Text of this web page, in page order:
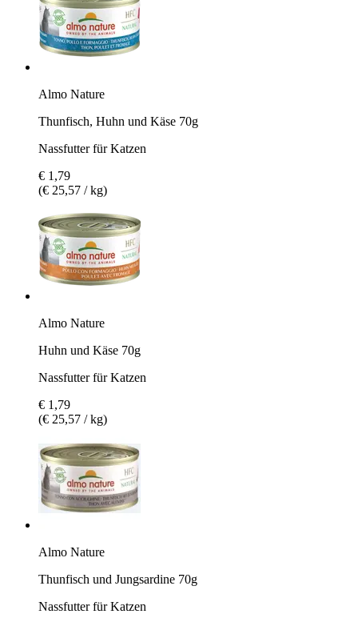
Almo Nature
Thunfisch, Huhn und Käse 70g
Nassfutter für Katzen
€ 1,79
(€ 25,57 / kg)
Almo Nature
Huhn und Käse 70g
Nassfutter für Katzen
€ 1,79
(€ 25,57 / kg)
Almo Nature
Thunfisch und Jungsardine 70g
Nassfutter für Katzen